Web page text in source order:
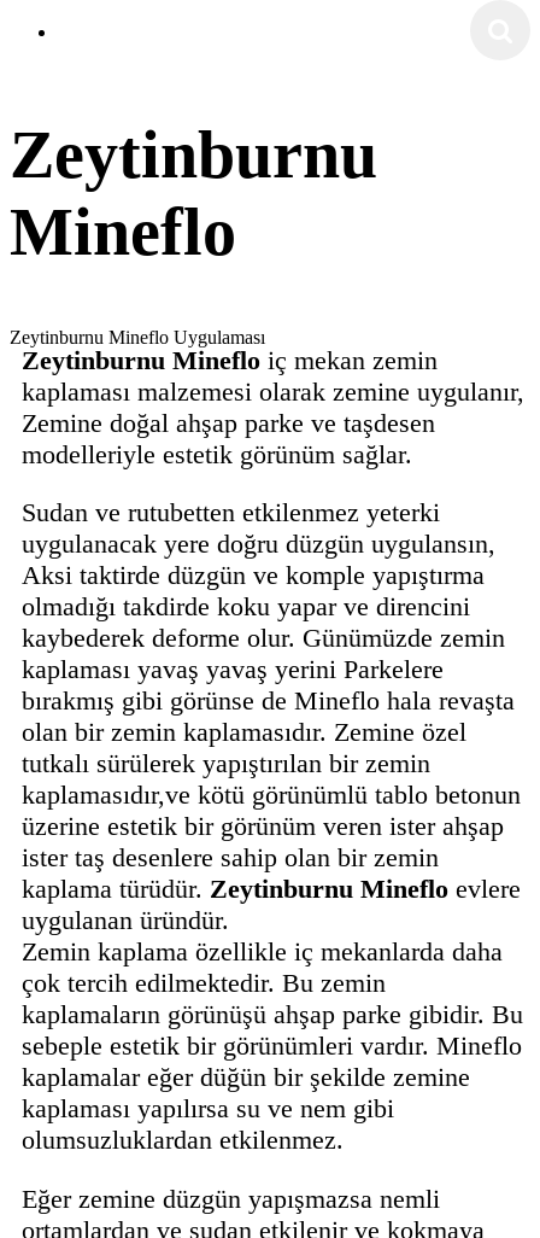
Zeytinburnu
Mineflo
Zeytinburnu Mineflo Uygulaması
Zeytinburnu Mineflo iç mekan zemin
kaplaması malzemesi olarak zemine uygulanır,
Zemine doğal ahşap parke ve taşdesen
modelleriyle estetik görünüm sağlar.
Sudan ve rutubetten etkilenmez yeterki
uygulanacak yere doğru düzgün uygulansın,
Aksi taktirde düzgün ve komple yapıştırma
olmadığı takdirde koku yapar ve direncini
kaybederek deforme olur. Günümüzde zemin
kaplaması yavaş yavaş yerini Parkelere
bırakmış gibi görünse de Mineflo hala revaşta
olan bir zemin kaplamasıdır. Zemine özel
tutkalı sürülerek yapıştırılan bir zemin
kaplamasıdır,ve kötü görünümlü tablo betonun
üzerine estetik bir görünüm veren ister ahşap
ister taş desenlere sahip olan bir zemin
kaplama türüdür. Zeytinburnu Mineflo evlere
uygulanan üründür.
Zemin kaplama özellikle iç mekanlarda daha
çok tercih edilmektedir. Bu zemin
kaplamaların görünüşü ahşap parke gibidir. Bu
sebeple estetik bir görünümleri vardır. Mineflo
kaplamalar eğer düğün bir şekilde zemine
kaplaması yapılırsa su ve nem gibi
olumsuzluklardan etkilenmez.
Eğer zemine düzgün yapışmazsa nemli
ortamlardan ve sudan etkilenir ve kokmaya